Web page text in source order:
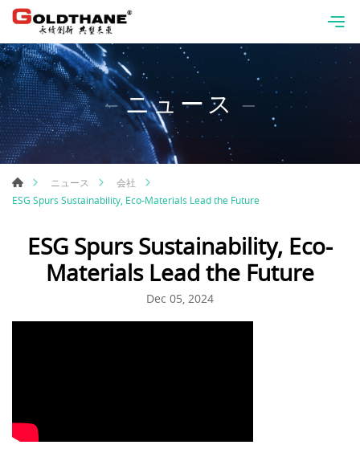
ニュース
ニュース
会社
ESG Spurs Sustainability, Eco-Materials Lead the Future
ESG Spurs Sustainability, Eco-
Materials Lead the Future
Dec 05, 2024